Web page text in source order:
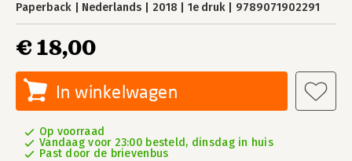
Paperback Nederlands 2018 1e druk 9789071902291
€ 18,00
In winkelwagen
Op voorraad
Vandaag voor 23:00 besteld, dinsdag in huis
Past door de brievenbus